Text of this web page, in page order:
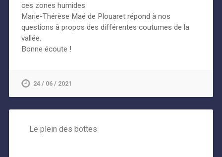
ces zones humides.
Marie-Thérèse Maé de Plouaret répond à nos
questions à propos des différentes coutumes de la
vallée.
Bonne écoute !
24 / 06 / 2021
Le plein des bottes